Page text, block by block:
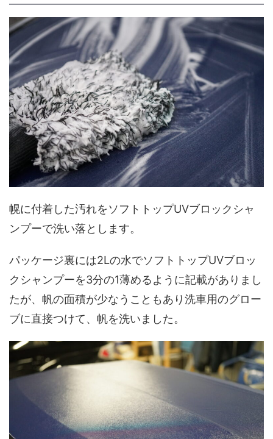
幌に付着した汚れをソフトトップUVブロックシャ
ンプーで洗い落とします。
パッケージ裏には2Lの水でソフトトップUVブロッ
クシャンプーを3分の1薄めるように記載がありまし
たが、帆の面積が少なうこともあり洗車用のグロー
ブに直接つけて、帆を洗いました。